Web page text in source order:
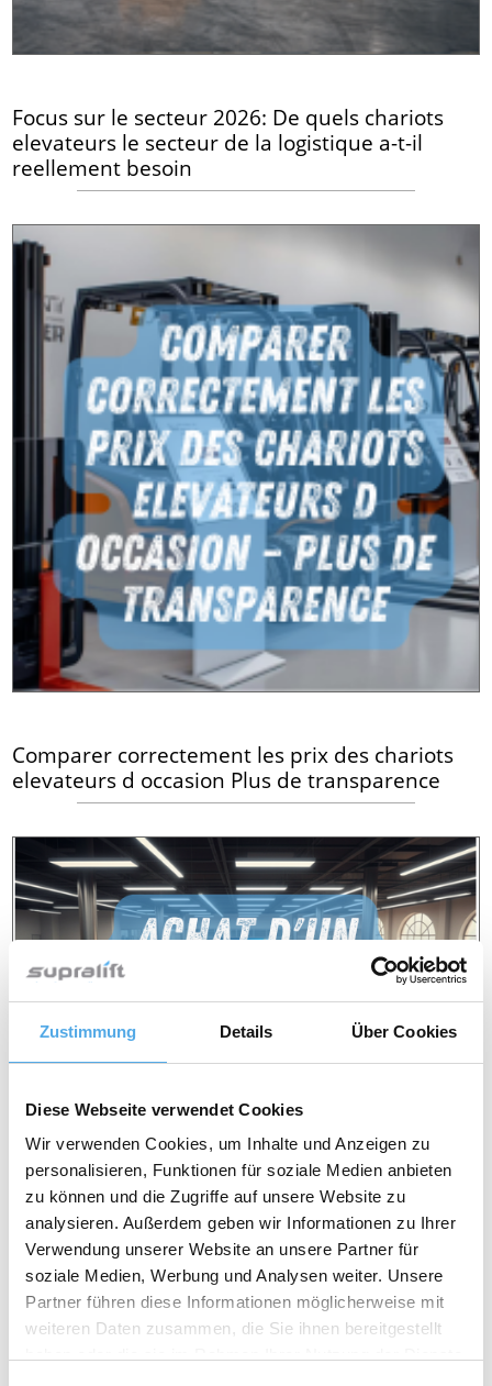
Zustimmung Details Über Cookies
Diese Webseite verwendet Cookies
Wir verwenden Cookies, um Inhalte und Anzeigen zu
personalisieren, Funktionen für soziale Medien anbieten
zu können und die Zugriffe auf unsere Website zu
analysieren. Außerdem geben wir Informationen zu Ihrer
Verwendung unserer Website an unsere Partner für
soziale Medien, Werbung und Analysen weiter. Unsere
Partner führen diese Informationen möglicherweise mit
weiteren Daten zusammen, die Sie ihnen bereitgestellt
Focus sur le secteur 2026: De quels chariots
elevateurs le secteur de la logistique a-t-il
reellement besoin
Comparer correctement les prix des chariots
elevateurs d occasion Plus de transparence
Achat d un chariot elevateur d occasion –